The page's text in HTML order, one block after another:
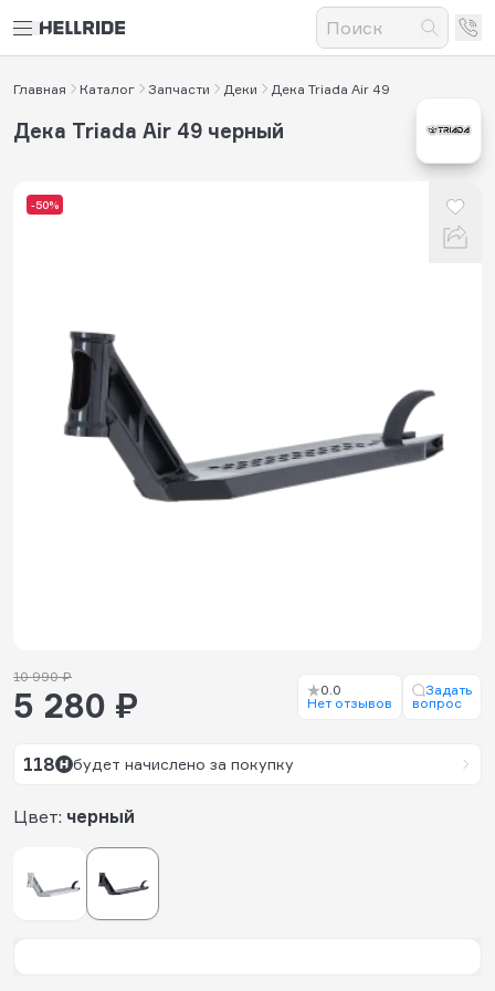
Главная Каталог Запчасти Деки Дека Triada Air 49
-50%
Дека Triada Air 49 черный
Цвет: черный
10 990 ₽
5 280 ₽
0.0
Нет отзывов
Задать
вопрос
118 будет начислено за покупку